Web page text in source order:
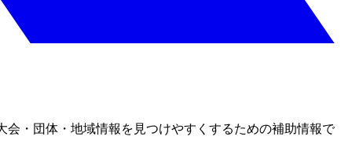
・団体・地域情報を見つけやすくするための補助情報で